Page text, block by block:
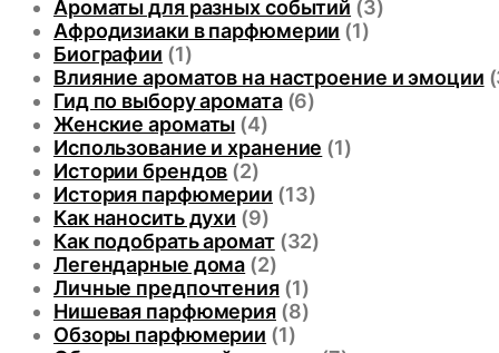
Ароматы для разных событий (3)
Афродизиаки в парфюмерии (1)
Биографии (1)
Влияние ароматов на настроение и эмоции
Гид по выбору аромата(6)
Женские ароматы (4)
Использование и хранение (1)
Истории брендов (2)
История парфюмерии (13)
Как наносить духи (9)
Как подобрать аромат(32)
Легендарные дома (2)
Личные предпочтения(1)
Нишевая парфюмерия(8)
Обзоры парфюмерии (1)